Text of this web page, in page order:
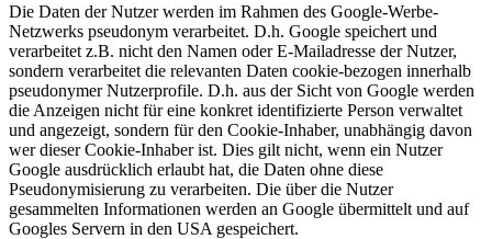
Die Daten der Nutzer werden im Rahmen des Google-Werbe-
Netzwerks pseudonym verarbeitet. D.h. Google speichert und
verarbeitet z.B. nicht den Namen oder E-Mailadresse der Nutzer,
sondern verarbeitet die relevanten Daten cookie-bezogen innerhalb
pseudonymer Nutzerprofile. D.h. aus der Sicht von Google werden
die Anzeigen nicht für eine konkret identifizierte Person verwaltet
und angezeigt, sondern für den Cookie-Inhaber, unabhängig davon
wer dieser Cookie-Inhaber ist. Dies gilt nicht, wenn ein Nutzer
Google ausdrücklich erlaubt hat, die Daten ohne diese
Pseudonymisierung zu verarbeiten. Die über die Nutzer
gesammelten Informationen werden an Google übermittelt und auf
Googles Servern in den USA gespeichert.